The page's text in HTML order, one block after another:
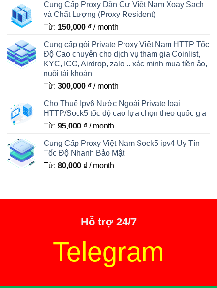
Cung Cấp Proxy Dân Cư Việt Nam Xoay Sạch
và Chất Lượng (Proxy Resident)
Từ: 150,000 ₫ / month
Cung cấp gói Private Proxy Việt Nam HTTP Tốc
Độ Cao chuyên cho dịch vụ tham gia Coinlist,
KYC, ICO, Airdrop, zalo .. xác minh mua tiền ảo,
nuôi tài khoản
Từ: 300,000 ₫ / month
Cho Thuê Ipv6 Nước Ngoài Private loại
HTTP/Sock5 tốc độ cao lựa chọn theo quốc gia
Từ: 95,000 ₫ / month
Cung Cấp Proxy Việt Nam Sock5 ipv4 Uy Tín
Tốc Độ Nhanh Bảo Mật
Từ: 80,000 ₫ / month
Hỗ trợ 24/7
Telegram